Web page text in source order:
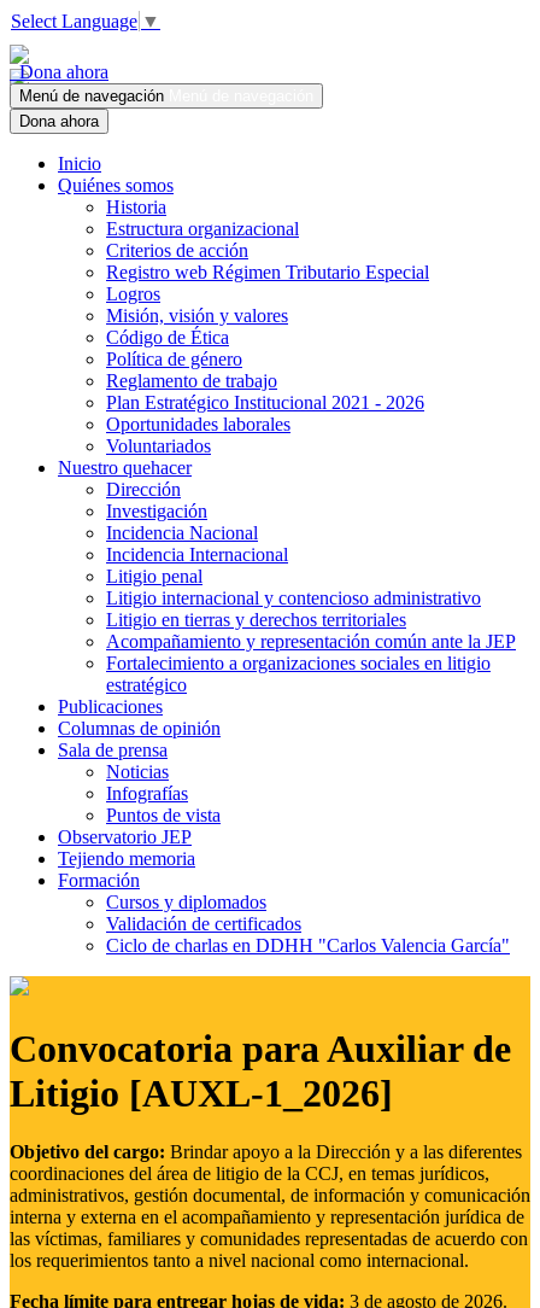
Select Language ▼
Dona ahora
Menú de navegación
Dona ahora
Inicio
Quiénes somos
Historia
Estructura organizacional
Criterios de acción
Registro web Régimen Tributario Especial
Logros
Misión, visión y valores
Código de Ética
Política de género
Reglamento de trabajo
Plan Estratégico Institucional 2021 - 2026
Oportunidades laborales
Voluntariados
Nuestro quehacer
Dirección
Investigación
Incidencia Nacional
Incidencia Internacional
Litigio penal
Litigio internacional y contencioso administrativo
Litigio en tierras y derechos territoriales
Acompañamiento y representación común ante la JEP
Fortalecimiento a organizaciones sociales en litigio
estratégico
Publicaciones
Columnas de opinión
Sala de prensa
Noticias
Infografías
Puntos de vista
Observatorio JEP
Tejiendo memoria
Formación
Cursos y diplomados
Validación de certificados
Ciclo de charlas en DDHH "Carlos Valencia García"
Convocatoria para Auxiliar de
Litigio [AUXL-1_2026]
Objetivo del cargo: Brindar apoyo a la Dirección y a las diferentes
coordinaciones del área de litigio de la CCJ, en temas jurídicos,
administrativos, gestión documental, de información y comunicación
interna y externa en el acompañamiento y representación jurídica de
las víctimas, familiares y comunidades representadas de acuerdo con
los requerimientos tanto a nivel nacional como internacional.
Fecha límite para entregar hojas de vida: 3 de agosto de 2026.